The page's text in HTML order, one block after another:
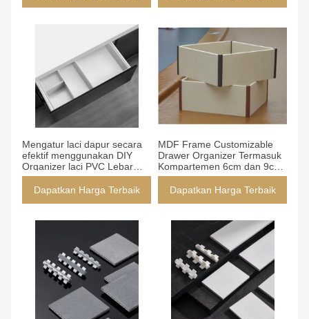
Mengatur laci dapur secara
efektif menggunakan DIY
Organizer laci PVC Lebar
6cm 9cm Fleksibel
kompartemen untuk akses
Dapatkan Harga Terbaik
MDF Frame Customizable
Drawer Organizer Termasuk
Kompartemen 6cm dan 9cm
Lebar Disesuaikan
Sempurna untuk Ruang
Dapatkan Harga Terbaik